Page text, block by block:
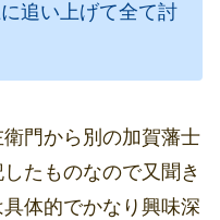
追い上げて全て討
門から別の加賀藩士
たものなので又聞き
体的でかなり興味深